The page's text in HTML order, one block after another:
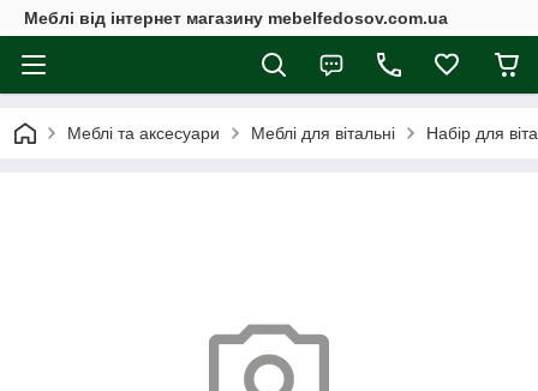
Меблі від інтернет магазину mebelfedosov.com.ua
Меблі та аксесуари Меблі для вітальні Набір для